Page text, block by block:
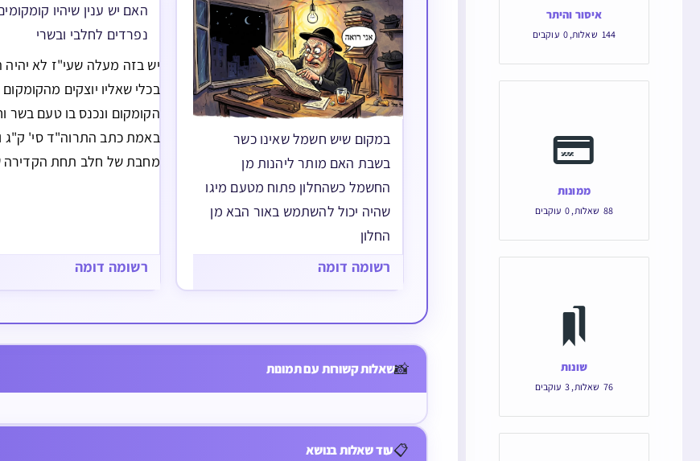
במקום שיש חשמל שאינו כשר
בשבת האם מותר ליהנות מן
החשמל כשהחלון פתוח מטעם מיגו
שהיה יכול להשתמש באור הבא מן
החלון
רשומה דומה
האם יש ענין שיהיו
נפרדים לחלבי ובשרי
יש בזה מעלה שעי"ז לא
בכלי שאליו יוצקים
הקומקום ונכנס בו טעם בשר
באמת כתב התרוה"ד סי' ק"ג
מחבת של חלב תחת
רשומה דומה
📸שאלות קשורות עם תמונות
בעת מתקפת טרור על עם ישראל האם מותר לומר תהלים ותחינות
📋עוד שאלות בנושא
איסור והיתר
144 שאלות,
0 עוקבים
ממונות
88 שאלות,
0 עוקבים
שונות
76 שאלות,
3 עוקבים